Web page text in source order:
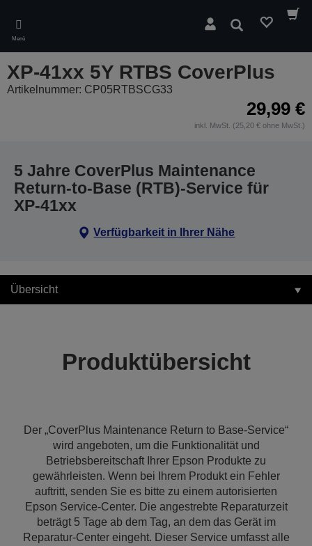
main
content
Menü
Suchen
XP-41xx 5Y RTBS CoverPlus
Artikelnummer: CP05RTBSCG33
29,99 €
inkl. MwSt. (25,20 € ohne MwSt.)
5 Jahre CoverPlus Maintenance
Return-to-Base (RTB)-Service für
XP-41xx
Verfügbarkeit in Ihrer Nähe
Übersicht
Produktübersicht
Der „CoverPlus Maintenance Return to Base-Service“
wird angeboten, um die Funktionalität und
Betriebsbereitschaft Ihrer Epson Produkte zu
gewährleisten. Wenn bei Ihrem Produkt ein Fehler
auftritt, senden Sie es bitte zu einem autorisierten
Epson Service-Center. Die angestrebte Reparaturzeit
beträgt 5 Tage ab dem Tag, an dem das Gerät im
Reparatur-Center eingeht. Dieser Service umfasst alle